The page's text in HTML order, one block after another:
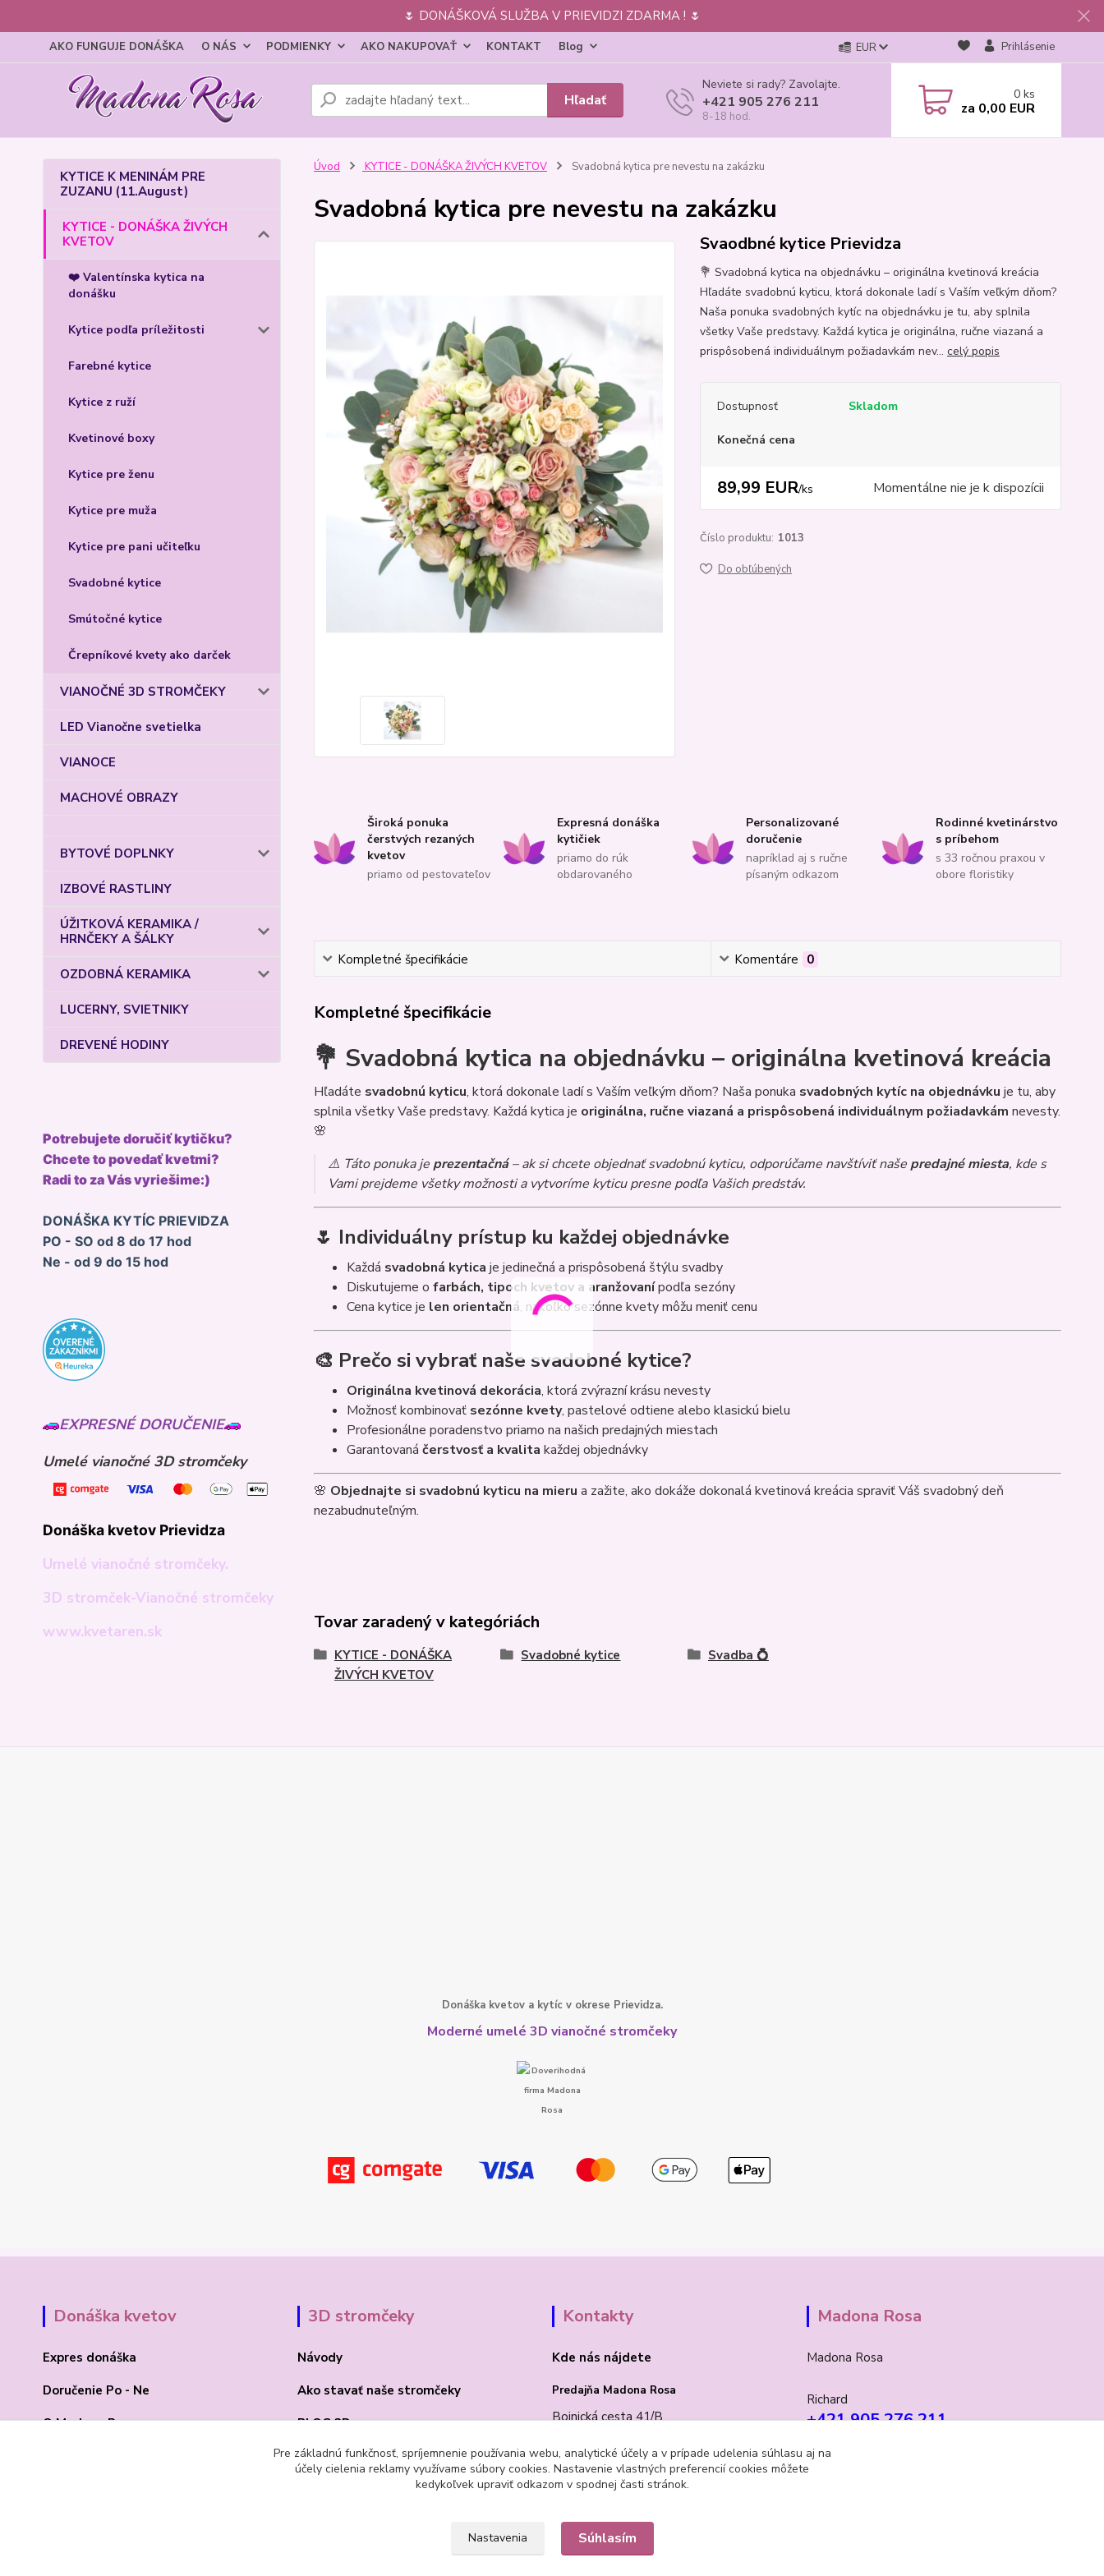
🌷 DONÁŠKOVÁ SLUŽBA V PRIEVIDZI ZDARMA ! 🌷
AKO FUNGUJE DONÁŠKA O NÁS PODMIENKY AKO NAKUPOVAŤ KONTAKT Blog EUR Prihlásenie
Hľadať
Neviete si rady? Zavolajte.
+421 905 276 211
8-18 hod.
0 ks
za 0,00 EUR
KYTICE K MENINÁM PRE
ZUZANU (11.August)
KYTICE - DONÁŠKA ŽIVÝCH
KVETOV
❤️ Valentínska kytica na
donášku
Kytice podľa príležitosti
Farebné kytice
Kytice z ruží
Kvetinové boxy
Kytice pre ženu
Kytice pre muža
Kytice pre pani učiteľku
Svadobné kytice
Smútočné kytice
Črepníkové kvety ako darček
VIANOČNÉ 3D STROMČEKY
LED Vianočne svetielka
VIANOCE
MACHOVÉ OBRAZY
BYTOVÉ DOPLNKY
IZBOVÉ RASTLINY
ÚŽITKOVÁ KERAMIKA /
HRNČEKY A ŠÁLKY
OZDOBNÁ KERAMIKA
LUCERNY, SVIETNIKY
DREVENÉ HODINY
Potrebujete doručiť kytičku?
Chcete to povedať kvetmi?
Radi to za Vás vyriešime:)
DONÁŠKA KYTÍC PRIEVIDZA
PO - SO od 8 do 17 hod
Ne - od 9 do 15 hod
EXPRESNÉ DORUČENIE
Umelé vianočné 3D stromčeky
Donáška kvetov Prievidza
Umelé vianočné stromčeky.
3D stromček-Vianočné stromčeky
www.kvetaren.sk
Úvod KYTICE - DONÁŠKA ŽIVÝCH KVETOV Svadobná kytica pre nevestu na zakázku
Svadobná kytica pre nevestu na zakázku
Svaodbné kytice Prievidza
💐 Svadobná kytica na objednávku – originálna kvetinová kreácia
Hľadáte svadobnú kyticu, ktorá dokonale ladí s Vaším veľkým dňom?
Naša ponuka svadobných kytíc na objednávku je tu, aby splnila
všetky Vaše predstavy. Každá kytica je originálna, ručne viazaná a
prispôsobená individuálnym požiadavkám nev... celý popis
Dostupnosť Skladom
Konečná cena
89,99 EUR/ks Momentálne nie je k dispozícii
Číslo produktu: 1013
Do obľúbených
Široká ponuka
čerstvých rezaných
kvetov
priamo od pestovateľov
Expresná donáška
kytičiek
priamo do rúk
obdarovaného
Personalizované
doručenie
napríklad aj s ručne
písaným odkazom
Rodinné kvetinárstvo
s príbehom
s 33 ročnou praxou v
obore floristiky
Kompletné špecifikácie Komentáre 0
Kompletné špecifikácie
💐 Svadobná kytica na objednávku – originálna kvetinová kreácia
Hľadáte svadobnú kyticu, ktorá dokonale ladí s Vaším veľkým dňom? Naša ponuka svadobných kytíc na objednávku je tu, aby
splnila všetky Vaše predstavy. Každá kytica je originálna, ručne viazaná a prispôsobená individuálnym požiadavkám nevesty.
🌸
⚠️ Táto ponuka je prezentačná– ak si chcete objednať svadobnú kyticu, odporúčame navštíviť naše predajné miesta, kde s
Vami prejdeme všetky možnosti a vytvoríme kyticu presne podľa Vašich predstáv.
🌷 Individuálny prístup ku každej objednávke
Každá svadobná kytica je jedinečná a prispôsobená štýlu svadby
Diskutujeme o farbách, tipoch kvetov a aranžovanípodľa sezóny
Cena kytice je len orientačná, nakoľko sezónne kvety môžu meniť cenu
🎨 Prečo si vybrať naše svadobné kytice?
Originálna kvetinová dekorácia, ktorá zvýrazní krásu nevesty
Možnosť kombinovať sezónne kvety, pastelové odtiene alebo klasickú bielu
Profesionálne poradenstvo priamo na našich predajných miestach
Garantovaná čerstvosť a kvalita každej objednávky
🌸 Objednajte si svadobnú kyticu na mieru a zažite, ako dokáže dokonalá kvetinová kreácia spraviť Váš svadobný deň
nezabudnuteľným.
Tovar zaradený v kategóriách
KYTICE - DONÁŠKA
ŽIVÝCH KVETOV
Svadobné kytice Svadba 💍
Donáška kvetov a kytíc v okrese Prievidza.
Moderné umelé 3D vianočné stromčeky
Donáška kvetov
Expres donáška
Doručenie Po - Ne
O Madone Rose
3D stromčeky
Návody
Ako stavať naše stromčeky
BLOG 3D
Akcia 2025
Kontakty
Kde nás nájdete
Predajňa Madona Rosa
Bojnická cesta 41/B
PRIEVIDZA 97101
Madona Rosa
Madona Rosa
Richard
+421 905 276 211
Pre základnú funkčnosť, spríjemnenie používania webu, analytické účely a v prípade udelenia súhlasu aj na
účely cielenia reklamy využívame súbory cookies. Nastavenie vlastných preferencií cookies môžete
kedykoľvek upraviť odkazom v spodnej časti stránok.
Nastavenia Súhlasím